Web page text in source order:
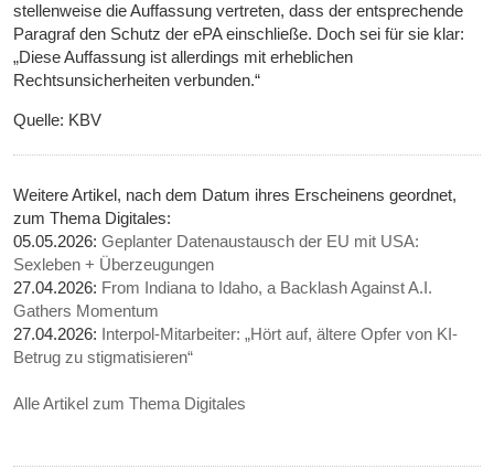
stellenweise die Auffassung vertreten, dass der entsprechende
Paragraf den Schutz der ePA einschließe. Doch sei für sie klar:
„Diese Auffassung ist allerdings mit erheblichen
Rechtsunsicherheiten verbunden.“
Quelle: KBV
Weitere Artikel, nach dem Datum ihres Erscheinens geordnet,
zum Thema Digitales:
05.05.2026:Geplanter Datenaustausch der EU mit USA:
Sexleben + Überzeugungen
27.04.2026: From Indiana to Idaho, a Backlash Against A.I.
Gathers Momentum
27.04.2026: Interpol-Mitarbeiter: „Hört auf, ältere Opfer von KI-
Betrug zu stigmatisieren“
Alle Artikel zum Thema Digitales